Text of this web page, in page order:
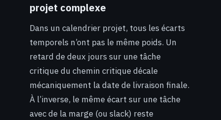
projet complexe
Dans un calendrier projet, tous les écarts
temporels n’ont pas le même poids. Un
retard de deux jours sur une tâche
critique du chemin critique décale
mécaniquement la date de livraison finale.
À l’inverse, le même écart sur une tâche
avec de la marge (ou slack) reste